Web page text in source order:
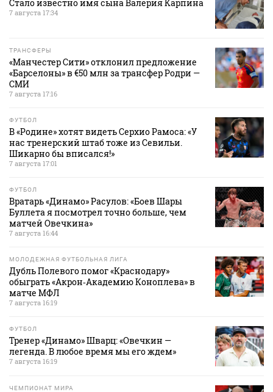
Стало известно имя сына Валерия Карпина
7 августа 17:34
ТРАНСФЕРЫ
«Манчестер Сити» отклонил предложение
«Барселоны» в €50 млн за трансфер Родри —
СМИ
7 августа 17:16
ФУТБОЛ
В «Родине» хотят видеть Серхио Рамоса: «У
нас тренерский штаб тоже из Севильи.
Шикарно бы вписался!»
7 августа 17:01
ФУТБОЛ
Вратарь «Динамо» Расулов: «Боев Шары
Буллета я посмотрел точно больше, чем
матчей Овечкина»
7 августа 16:44
МОЛОДЕЖНАЯ ФУТБОЛЬНАЯ ЛИГА
Дубль Полевого помог «Краснодару»
обыграть «Акрон‑Академию Коноплева» в
матче МФЛ
7 августа 16:19
ФУТБОЛ
Тренер «Динамо» Шварц: «Овечкин —
легенда. В любое время мы его ждем»
7 августа 16:19
ЧЕМПИОНАТ МИРА